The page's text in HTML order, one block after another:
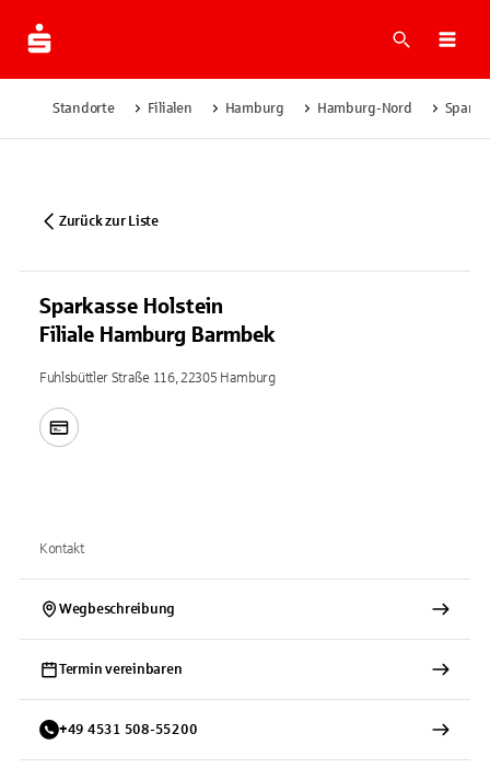
Suche
Standorte Filialen Hamburg Hamburg-Nord
Zurück zur Liste
Sparkasse Holstein
Filiale Hamburg Barmbek
Fuhlsbüttler Straße 116, 22305 Hamburg
Kontakt
Wegbeschreibung
Termin vereinbaren
+49 4531 508-55200